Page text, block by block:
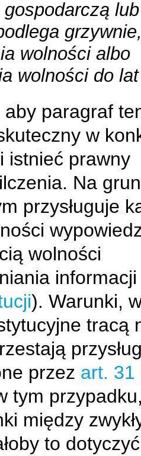
gospodarczą lub
wolności albo
wolności do
paragraf
w
istnieć prawny
Na
przysługuje
wolności
). Warunki,
tracą
przez art. 31
tym
między
to dotyczyć